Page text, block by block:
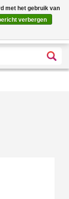
assortiment
X
met het gebruik van
verbergen